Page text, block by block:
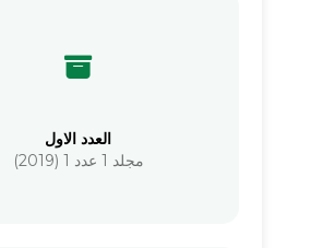
العدد الاول
مجلد 1 عدد 1 (2019)